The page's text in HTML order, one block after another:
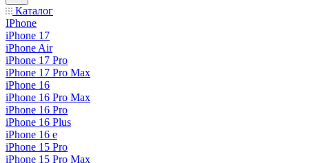
Каталог
IPhone
iPhone 17
iPhone Air
iPhone 17 Pro
iPhone 17 Pro Max
iPhone 16
iPhone 16 Pro Max
iPhone 16 Pro
iPhone 16 Plus
iPhone 16 e
iPhone 15 Pro
iPhone 15 Pro Max